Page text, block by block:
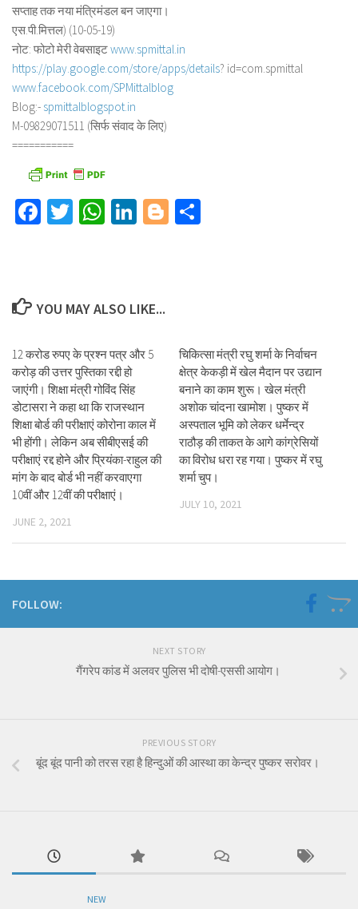
सप्ताह तक नया मंत्रिमंडल बन जाएगा।
एस.पी.मित्तल) (10-05-19)
नोट: फोटो मेरी वेबसाइटwww.spmittal.in
https://play.google.com/store/apps/details? id=com.spmittal
www.facebook.com/SPMittalblog
Blog:- spmittalblogspot.in
M-09829071511 (सिर्फ संवाद के लिए)
===========
Facebook
TwitterWhatsApp
LinkedIn
Blogger
YOU MAY ALSO LIKE...
12 करोड रुपए के प्रश्न पत्र और 5
करोड़ की उत्तर पुस्तिका रद्दी हो
जाएंगी। शिक्षा मंत्री गोविंद सिंह
डोटासरा ने कहा था कि राजस्थान
शिक्षा बोर्ड की परीक्षाएं कोरोना काल में
भी होंगी। लेकिन अब सीबीएसई की
परीक्षाएं रद्द होने और प्रियंका-राहुल की
मांग के बाद बोर्ड भी नहीं करवाएगा
10वीं और 12वीं की परीक्षाएं।
JUNE 2, 2021
चिकित्सा मंत्री रघु शर्मा के निर्वाचन
क्षेत्र केकड़ी में खेल मैदान पर उद्यान
बनाने का काम शुरू। खेल मंत्री
अशोक चांदना खामोश। पुष्कर में
अस्पताल भूमि को लेकर धर्मेन्द्र
राठौड़ की ताकत के आगे कांग्रेसियों
का विरोध धरा रह गया। पुष्कर में रघु
शर्मा चुप।
JULY 10, 2021
FOLLOW:
NEXT STORY
गैंगरेप कांड में अलवर पुलिस भी दोषी-एससी आयोग।
PREVIOUS STORY
बूंद बूंद पानी को तरस रहा है हिन्दुओं की आस्था का केन्द्र पुष्कर सरोवर।
NEW